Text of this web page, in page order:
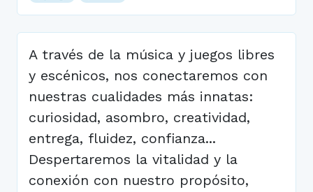
A través de la música y juegos libres
y escénicos, nos conectaremos con
nuestras cualidades más innatas:
curiosidad, asombro, creatividad,
entrega, fluidez, confianza...
Despertaremos la vitalidad y la
conexión con nuestro propósito,